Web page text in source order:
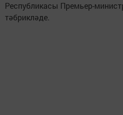
Республикасы Премьер-
тәбрикләде.